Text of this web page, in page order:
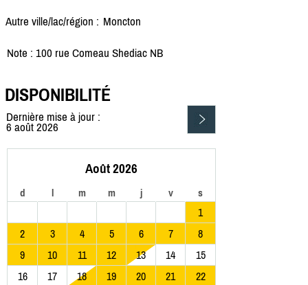
Autre ville/lac/région : Moncton
Note : 100 rue Comeau Shediac NB
DISPONIBILITÉ
Dernière mise à jour :
6 août 2026
Août 2026
d l m m j v s
1
2
3 4 5 6 7
8
9
10 11 12 13 14
15
16
17 18 19 20 21
22